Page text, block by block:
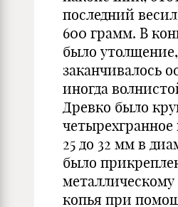
последний
600 грамм. В
было
заканчивалось
иногда
Древко было
25 до 32 мм в
было
копья при